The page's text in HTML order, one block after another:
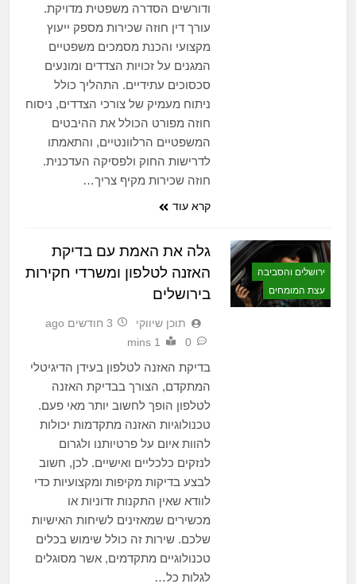
ודורשים הסדרה משפטית מדויקת.
עורך דין חוזה שכירות מספק ייעוץ
מקצועי והכנת מסמכים משפטיים
המגנים על זכויות הצדדים ומונעים
סכסוכים עתידיים. התהליך כולל
ניתוח מעמיק של צורכי הצדדים, ניסוח
חוזה מפורט הכולל את ההיבטים
המשפטיים הרלוונטיים, והתאמתו
לדרישות החוק ולפסיקה העדכנית.
חוזה שכירות מקיף צריך…
קרא עוד
ירושלים והסביבה
עצת המומחים
גלה את האמת עם בדיקת
האזנה לטלפון ומשרדי חקירות
בירושלים
תוכן שיווקי
3 חודשים ago
0
1 mins
בדיקת האזנה לטלפון בעידן הדיגיטלי
המתקדם, הצורך בבדיקת האזנה
לטלפון הופך לחשוב יותר מאי פעם.
טכנולוגיות האזנה מתקדמות יכולות
להוות איום על פרטיותנו ולגרום
לנזקים כלכליים ואישיים. לכן, חשוב
לבצע בדיקות מקיפות ומקצועיות כדי
לוודא שאין התקנות זדוניות או
מכשירים שמאזינים לשיחות האישיות
שלכם. שירות זה כולל שימוש בכלים
טכנולוגיים מתקדמים, אשר מסוגלים
לגלות כל…